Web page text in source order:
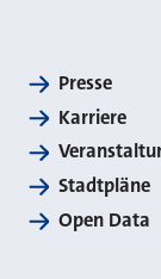
Presse
Karriere
Stadtpläne
Open Data